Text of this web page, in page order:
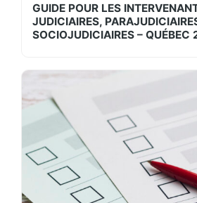
GUIDE POUR LES
JUDICIAIRES,
SOCIOJUDICIAIRES – QUÉBEC